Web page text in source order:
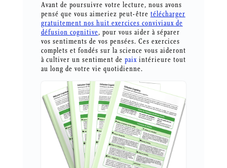
Avant de poursuivre votre lecture, nous avons
pensé que vous aimeriez peut-être télécharger
gratuitement nos huit exercices conviviaux de
défusion cognitive, pour vous aider à séparer
vos sentiments de vos pensées. Ces exercices
complets et fondés sur la science vous aideront
à cultiver un sentiment de paixintérieure tout
au long de votre vie quotidienne.